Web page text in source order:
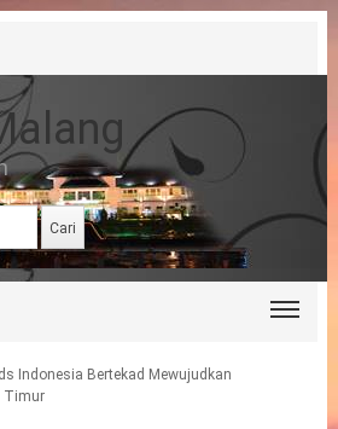
Indonesia Bertekad Mewujudkan
Timur